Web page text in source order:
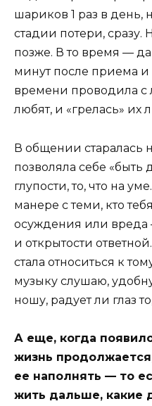
шариков 1 раз в день,
стадии потери, сразу.
позже. В то время —
минут после приема и
времени проводила
любят, и «грелась» их
В общении старалась
позволяла себе «быть
глупости, то, что на
манере с теми, кто
осуждения или
и открытости
стала относиться к
музыку слушаю,
ношу, радует ли глаз
А еще, когда
жизнь
ее наполнять — то
жить дальше, какие